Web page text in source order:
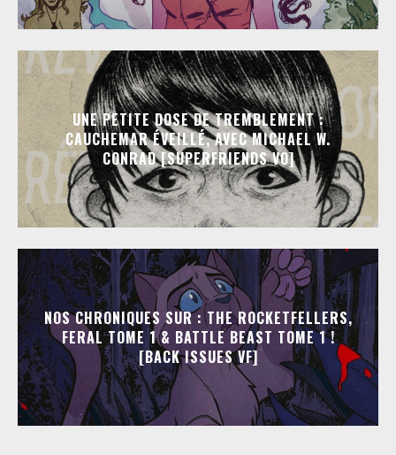
UNE PETITE DOSE DE TREMBLEMENT :
CAUCHEMAR ÉVEILLÉ, AVEC MICHAEL W.
CONRAD [SUPERFRIENDS VO]
NOS CHRONIQUES SUR : THE ROCKETFELLERS,
FERAL TOME 1 & BATTLE BEAST TOME 1 !
[BACK ISSUES VF]